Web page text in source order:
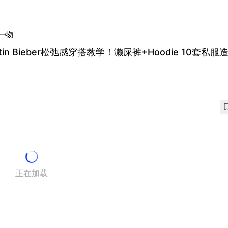
物
Bieber松弛感穿搭教学！濑屎裤+Hoodie 10套私服
正在加载